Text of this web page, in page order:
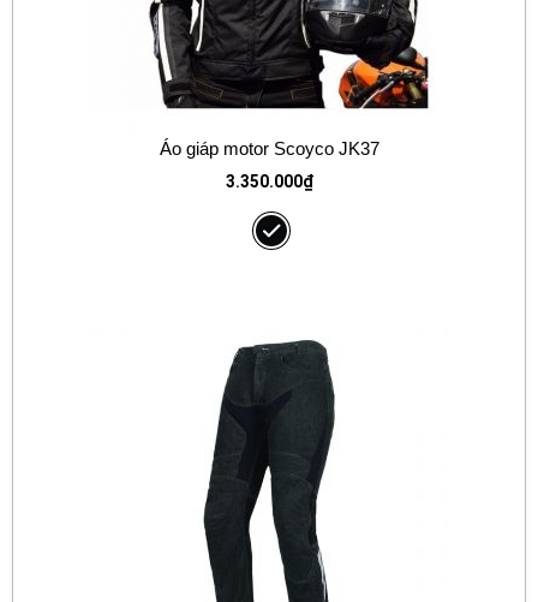
Áo giáp motor Scoyco JK37
3.350.000₫